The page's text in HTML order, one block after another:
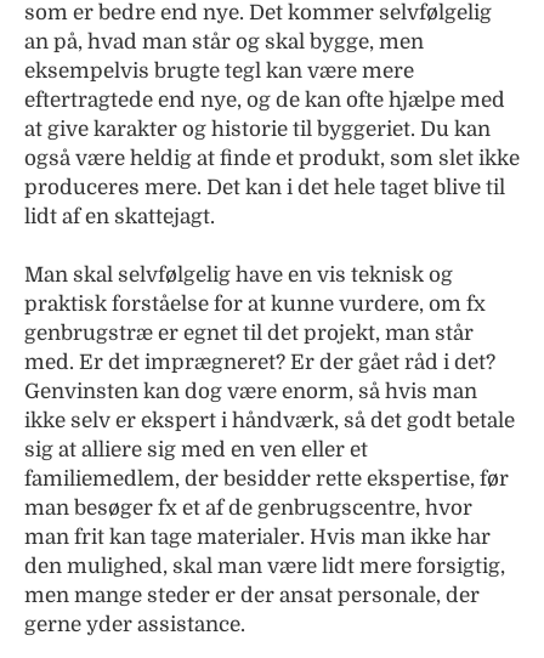
som er bedre end nye. Det kommer selvfølgelig
an på, hvad man står og skal bygge, men
eksempelvis brugte tegl kan være mere
eftertragtede end nye, og de kan ofte hjælpe med
at give karakter og historie til byggeriet. Du kan
også være heldig at finde et produkt, som slet ikke
produceres mere. Det kan i det hele taget blive til
lidt af en skattejagt.
Man skal selvfølgelig have en vis teknisk og
praktisk forståelse for at kunne vurdere, om fx
genbrugstræ er egnet til det projekt, man står
med. Er det imprægneret? Er der gået råd i det?
Genvinsten kan dog være enorm, så hvis man
ikke selv er ekspert i håndværk, så det godt betale
sig at alliere sig med en ven eller et
familiemedlem, der besidder rette ekspertise, før
man besøger fx et af de genbrugscentre, hvor
man frit kan tage materialer. Hvis man ikke har
den mulighed, skal man være lidt mere forsigtig,
men mange steder er der ansat personale, der
gerne yder assistance.